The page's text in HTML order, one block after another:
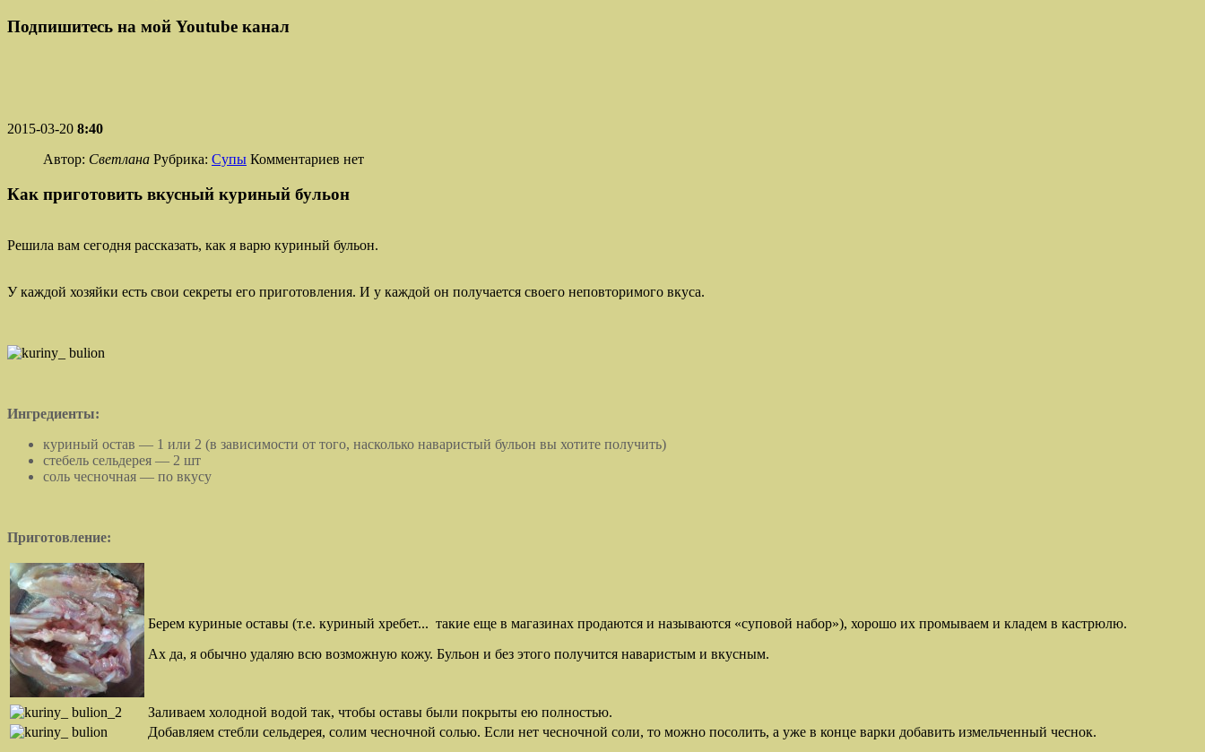
Подпишитесь на мой Youtube канал
2015-03-20 8:40
Автор: Светлана Рубрика: Супы Комментариев нет
Как приготовить вкусный куриный бульон
Решила вам сегодня рассказать, как я варю куриный бульон.
У каждой хозяйки есть свои секреты его приготовления. И у каждой он получается своего неповторимого вкуса.
Ингредиенты:
куриный остав — 1 или 2 (в зависимости от того, насколько наваристый бульон вы хотите получить)
стебель сельдерея — 2 шт
соль чесночная — по вкусу
Приготовление:
Берем куриные оставы (т.е. куриный хребет... такие еще в магазинах продаются и называются «суповой набор»), хорошо их промываем и кладем в кастрюлю.
Ах да, я обычно удаляю всю возможную кожу. Бульон и без этого получится наваристым и вкусным.
Заливаем холодной водой так, чтобы оставы были покрыты ею полностью.
Добавляем стебли сельдерея, солим чесночной солью. Если нет чесночной соли, то можно посолить, а уже в конце варки добавить измельченный чеснок.